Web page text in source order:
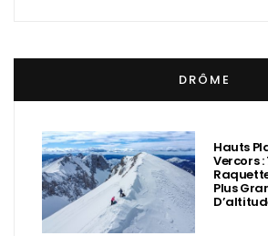
DRÔME
Hauts
Vercors :
Plus